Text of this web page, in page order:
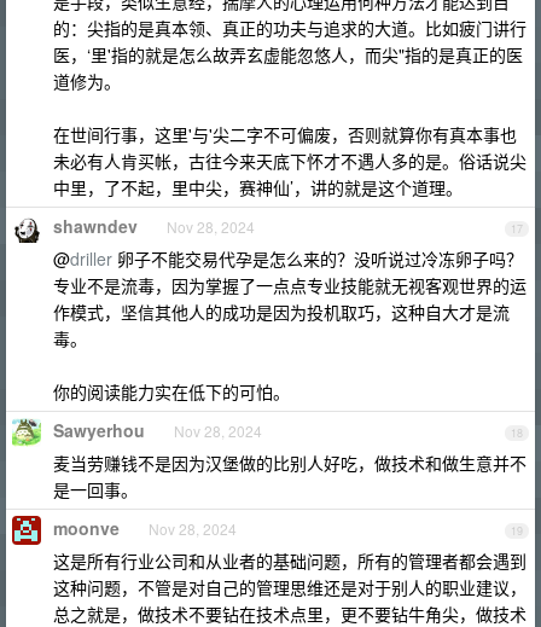
的：尖指的是真本领、真正的功夫与追求的大道。比如疲门讲行
医，‘里'指的就是怎么故弄玄虚能忽悠人，而尖"指的是真正的医
道修为。
在世间行事，这里'与'尖二字不可偏废，否则就算你有真本事也
未必有人肯买帐，古往今来天底下怀才不遇人多的是。俗话说尖
中里，了不起，里中尖，赛神仙’，讲的就是这个道理。
17
shawndev Nov 28, 2024
@driller 卵子不能交易代孕是怎么来的？没听说过冷冻卵子吗？
专业不是流毒，因为掌握了一点点专业技能就无视客观世界的运
作模式，坚信其他人的成功是因为投机取巧，这种自大才是流
毒。
你的阅读能力实在低下的可怕。
18
Sawyerhou Nov 28, 2024
麦当劳赚钱不是因为汉堡做的比别人好吃，做技术和做生意并不
是一回事。
19
moonve Nov 28, 2024
这是所有行业公司和从业者的基础问题，所有的管理者都会遇到
这种问题，不管是对自己的管理思维还是对于别人的职业建议，
总之就是，做技术不要钻在技术点里，更不要钻牛角尖，做技术